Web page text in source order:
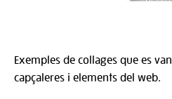
Exemples de collages que es
capçaleres i elements del web.